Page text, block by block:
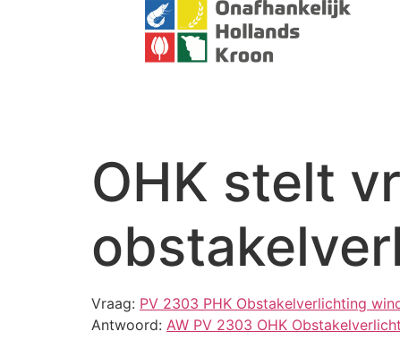
OHK stelt
Vraag: PV 2303 PHK Obstakelverlichting
Antwoord: AW PV 2303 OHK